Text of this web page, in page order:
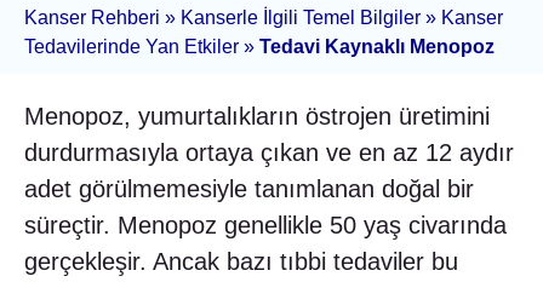
Kanser Rehberi » Kanserle İlgili Temel Bilgiler » Kanser
Tedavilerinde Yan Etkiler » Tedavi Kaynaklı Menopoz
Menopoz, yumurtalıkların östrojen üretimini
durdurmasıyla ortaya çıkan ve en az 12 aydır
adet görülmemesiyle tanımlanan doğal bir
süreçtir. Menopoz genellikle 50 yaş civarında
gerçekleşir. Ancak bazı tıbbi tedaviler bu